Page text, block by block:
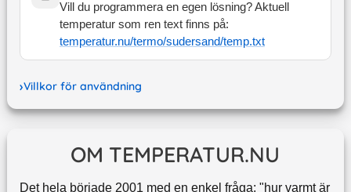
Vill du programmera en egen lösning? Aktuell
temperatur som ren text finns på:
temperatur.nu/termo/sudersand/temp.txt
Villkor för användning
OM TEMPERATUR.NU
Det hela började 2001 med en enkel fråga: "hur varmt är